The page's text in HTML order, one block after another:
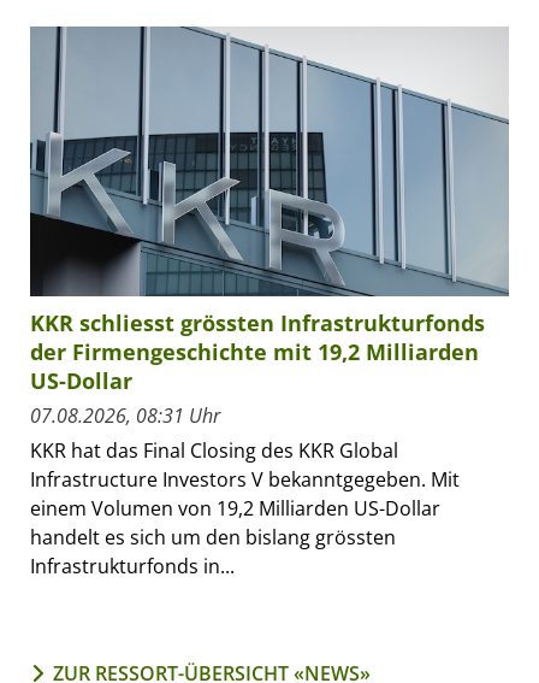
KKR schliesst grössten Infrastrukturfonds
der Firmengeschichte mit 19,2 Milliarden
US-Dollar
07.08.2026, 08:31 Uhr
KKR hat das Final Closing des KKR Global
Infrastructure Investors V bekanntgegeben. Mit
einem Volumen von 19,2 Milliarden US-Dollar
handelt es sich um den bislang grössten
Infrastrukturfonds in...
ZUR RESSORT-ÜBERSICHT «NEWS»